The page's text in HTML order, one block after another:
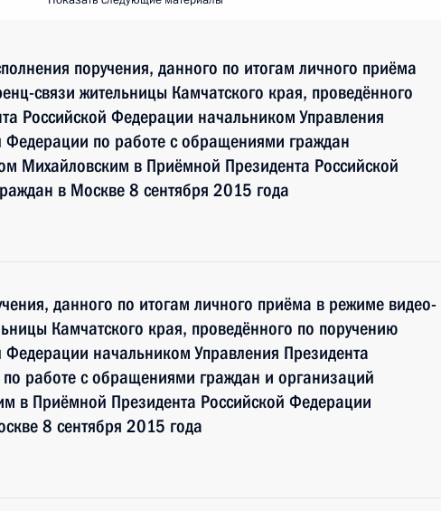
поручения, данного по итогам личного приёма
связи жительницы Камчатского края, проведённого
Российской Федерации начальником Управления
Федерации по работе с обращениями граждан
Михайловским в Приёмной Президента Российской
в Москве 8 сентября 2015 года
данного по итогам личного приёма в режиме видео-
Камчатского края, проведённого по поручению
Федерации начальником Управления Президента
работе с обращениями граждан и организаций
в Приёмной Президента Российской Федерации
8 сентября 2015 года